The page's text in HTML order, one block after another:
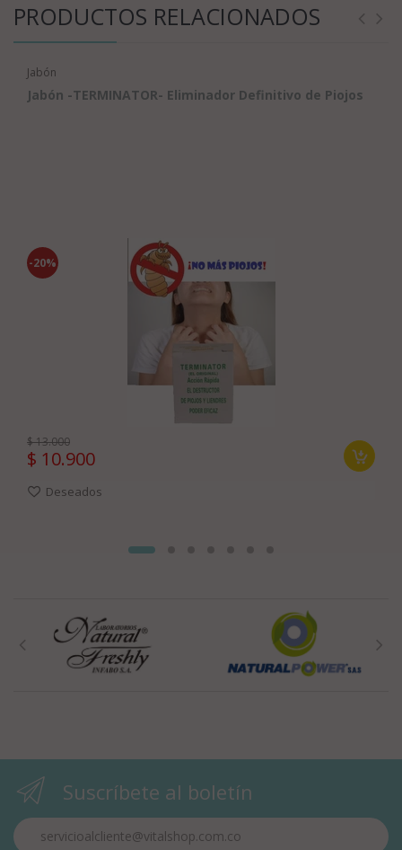
PRODUCTOS RELACIONADOS
Jabón
Jabón -TERMINATOR- Eliminador Definitivo de Piojos
-20%
$ 13.000
$ 10.900
Deseados
Suscríbete al boletín